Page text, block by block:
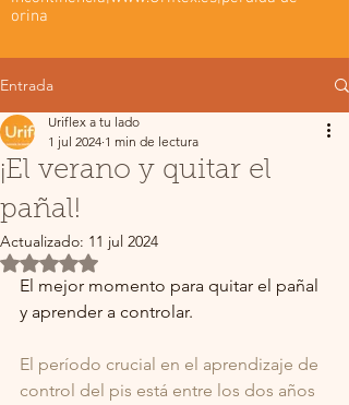
orina
Entrada
¡El verano y quitar el
pañal!
Uriflex a tu lado
1 jul 2024 1 min de lectura
Actualizado: 11 jul 2024
Obtuvo NaN de 5 estrellas.
El mejor momento para quitar el pañal
y aprender a controlar.
El período crucial en el aprendizaje de
control del pis está entre los dos años